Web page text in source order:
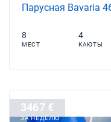
Парусная Bavaria
8
МЕСТ
4
КАЮТЫ
3467 €
ЗА НЕДЕЛЮ